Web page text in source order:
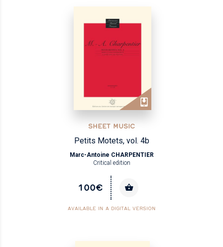
SHEET MUSIC
Petits Motets, vol. 4b
Marc-Antoine CHARPENTIER
Critical edition
100€
AVAILABLE IN A DIGITAL VERSION